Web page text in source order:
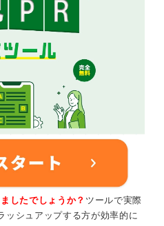
したでしょうか？ ツールで実際
ッシュアップする方が効率的に